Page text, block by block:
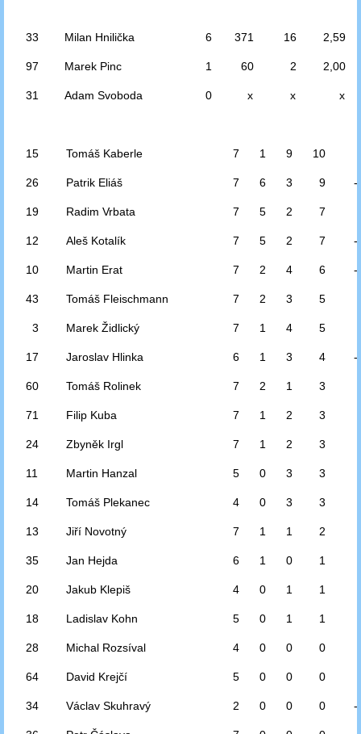
33 Milan Hnilička 6 371 16 2,59
97 Marek Pinc 1 60 2 2,00
31 Adam Svoboda 0 x x x
15 Tomáš Kaberle 7 1 9 10
26 Patrik Eliáš 7 6 3 9 -
19 Radim Vrbata 7 5 2 7
12 Aleš Kotalík 7 5 2 7 -
10 Martin Erat 7 2 4 6 -
43 Tomáš Fleischmann 7 2 3 5
3 Marek Židlický 7 1 4 5
17 Jaroslav Hlinka 6 1 3 4 -
60 Tomáš Rolinek 7 2 1 3
71 Filip Kuba 7 1 2 3
24 Zbyněk Irgl 7 1 2 3
11 Martin Hanzal 5 0 3 3
14 Tomáš Plekanec 4 0 3 3
13 Jiří Novotný 7 1 1 2
35 Jan Hejda 6 1 0 1
20 Jakub Klepiš 4 0 1 1
18 Ladislav Kohn 5 0 1 1
28 Michal Rozsíval 4 0 0 0
64 David Krejčí 5 0 0 0
34 Václav Skuhravý 2 0 0 0 -